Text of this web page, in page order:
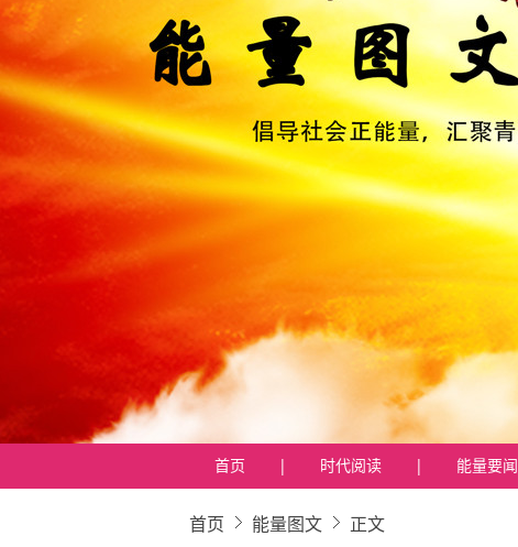
首页 | 时代阅读 | 能量要闻
首页 能量图文 正文